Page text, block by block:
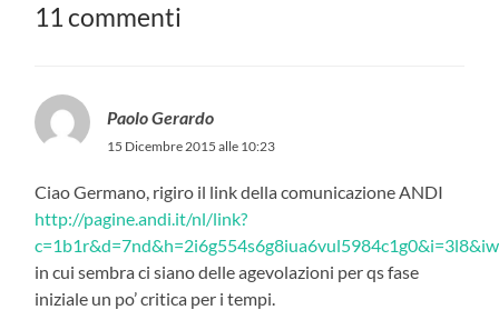
11 commenti
Paolo Gerardo
15 Dicembre 2015 alle 10:23
Ciao Germano, rigiro il link della comunicazione ANDI
http://pagine.andi.it/nl/link?
in cui sembra ci siano delle agevolazioni per qs fase
iniziale un po’ critica per i tempi.